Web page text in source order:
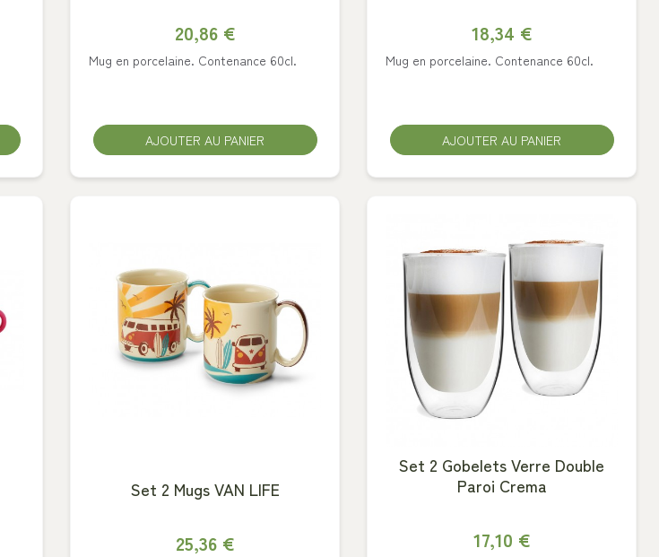
20,86 €
Mug en porcelaine. Contenance 60cl.
AJOUTER AU PANIER
18,34 €
Mug en porcelaine. Contenance 60cl.
AJOUTER AU PANIER
Set 2 Mugs VAN LIFE
25,36 €
Set 2 Gobelets Verre Double
Paroi Crema
17,10 €